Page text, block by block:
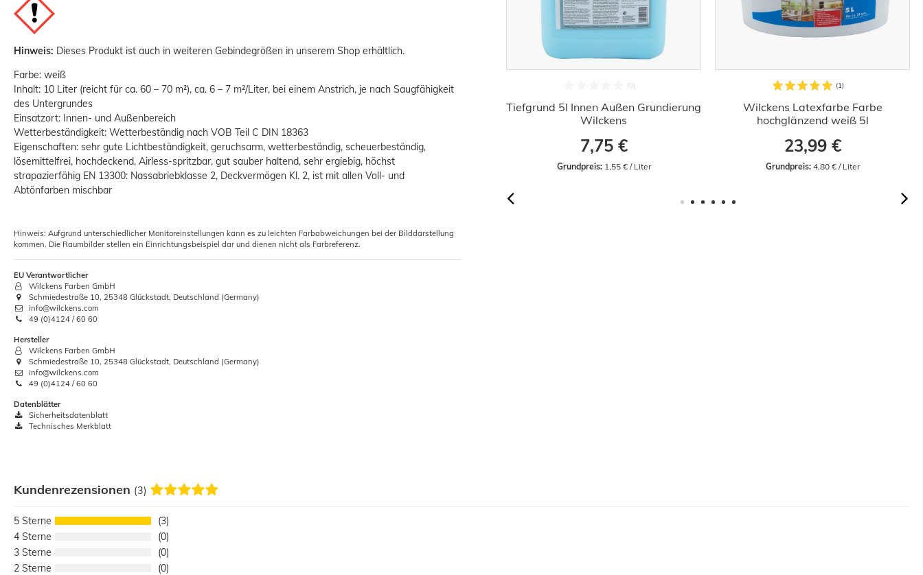
Hinweis: Dieses Produkt ist auch in weiteren Gebindegrößen in unserem Shop erhältlich.
Farbe: weiß
Inhalt: 10 Liter (reicht für ca. 60 – 70 m²), ca. 6 – 7 m²/Liter, bei einem Anstrich, je nach Saugfähigkeit
des Untergrundes
Einsatzort: Innen- und Außenbereich
Wetterbeständigkeit: Wetterbeständig nach VOB Teil C DIN 18363
Eigenschaften: sehr gute Lichtbeständigkeit, geruchsarm, wetterbeständig, scheuerbeständig,
lösemittelfrei, hochdeckend, Airless-spritzbar, gut sauber haltend, sehr ergiebig, höchst
strapazierfähig EN 13300: Nassabriebklasse 2, Deckvermögen Kl. 2, ist mit allen Voll- und
Abtönfarben mischbar
Hinweis: Aufgrund unterschiedlicher Monitoreinstellungen kann es zu leichten Farbabweichungen bei der Bilddarstellung
kommen. Die Raumbilder stellen ein Einrichtungsbeispiel dar und dienen nicht als Farbreferenz.
EU Verantwortlicher
Wilckens Farben GmbH
Schmiedestraße 10, 25348 Glückstadt, Deutschland (Germany)
info@wilckens.com
49 (0)4124 / 60 60
Hersteller
Wilckens Farben GmbH
Schmiedestraße 10, 25348 Glückstadt, Deutschland (Germany)
info@wilckens.com
49 (0)4124 / 60 60
Datenblätter
Sicherheitsdatenblatt
Technisches Merkblatt
Silikon Fugendicht Fugen Abdichtung
310 ml Wilckens
ab4,39 €
Grundpreis: 14,16 € / Liter
2,99 €
Grundpreis: 7,48 € / Kilogramm
Tiefgrund 5l Innen Außen Grundierung
Wilckens
7,75 €
Grundpreis: 1,55 € / Liter
Wilckens Latexfarbe Farbe
hochglänzend weiß 5l
23,99 €
Grundpreis: 4,80 € / Liter
Kundenrezensionen (3)
5
3
4
0
3
0
2
0